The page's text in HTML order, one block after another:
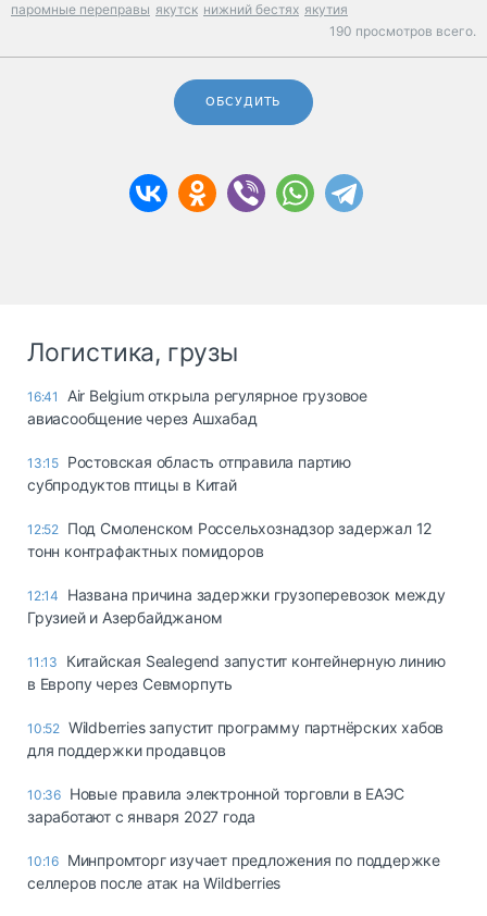
паромные переправы якутск нижний бестях якутия
190 просмотров всего.
ОБСУДИТЬ
Логистика, грузы
16:41
Air Belgium открыла регулярное грузовое
авиасообщение через Ашхабад
13:15 Ростовская область отправила партию
субпродуктов птицы в Китай
12:52 Под Смоленском Россельхознадзор задержал 12
тонн контрафактных помидоров
12:14
Названа причина задержки грузоперевозок между
Грузией и Азербайджаном
11:13
Китайская Sealegend запустит контейнерную линию
в Европу через Севморпуть
10:52 Wildberries запустит программу партнёрских хабов
для поддержки продавцов
10:36 Новые правила электронной торговли в ЕАЭС
заработают с января 2027 года
10:16 Минпромторг изучает предложения по поддержке
селлеров после атак на Wildberries